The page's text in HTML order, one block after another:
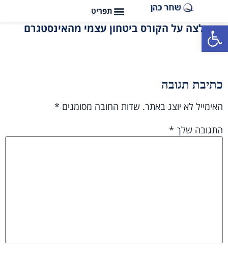
פתח סרגל נגישות
המלצה על הקורס ביטחון עצמי מהאינסטגרם
כתיבת תגובה
האימייל לא יוצג באתר. שדות החובה מסומנים *
התגובה שלך *